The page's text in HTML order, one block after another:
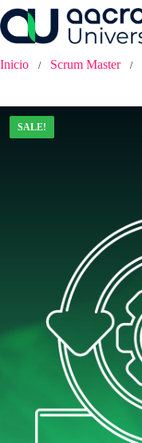
Saltar
al
contenido
Inicio / Scrum Master /
SALE!